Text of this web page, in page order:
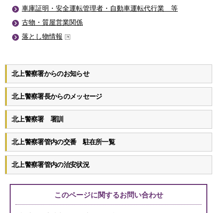
車庫証明・安全運転管理者・自動車運転代行業 等
古物・質屋営業関係
落とし物情報
北上警察署からのお知らせ
北上警察署長からのメッセージ
北上警察署 署訓
北上警察署管内の交番 駐在所一覧
北上警察署管内の治安状況
このページに関するお問い合わせ